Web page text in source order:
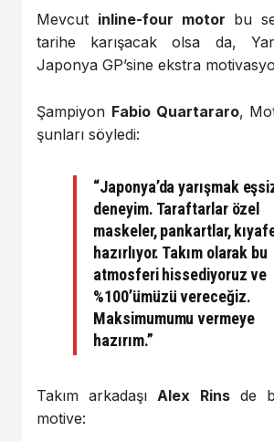
Mevcut inline-four motor bu
tarihe karışacak olsa da,
Japonya GP’sine ekstra
Şampiyon Fabio Quartararo,
şunları söyledi:
“Japonya’da yarışmak
deneyim. Taraftarlar özel
maskeler, pankartlar,
hazırlıyor. Takım olarak bu
atmosferi hissediyoruz ve
%100’ümüzü vereceğiz.
Maksimumumu vermeye
hazırım.”
Takım arkadaşı Alex Rinsde
motive: